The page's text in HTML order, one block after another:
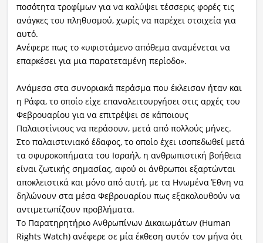
ποσότητα τροφίμων για να καλύψει τέσσερις φορές τις
ανάγκες του πληθυσμού, χωρίς να παρέχει στοιχεία για
αυτό.
Ανέφερε πως το «υφιστάμενο απόθεμα αναμένεται να
επαρκέσει για μια παρατεταμένη περίοδο».
Ανάμεσα στα συνοριακά περάσμα που έκλεισαν ήταν και
η Ράφα, το οποίο είχε επαναλειτουργήσει στις αρχές του
Φεβρουαρίου για να επιτρέψει σε κάποιους
Παλαιστίνιους να περάσουν, μετά από πολλούς μήνες.
Στο παλαιστινιακό έδαφος, το οποίο έχει ισοπεδωθεί μετά
τα σφυροκοπήματα του Ισραήλ, η ανθρωπιστική βοήθεια
είναι ζωτικής σημασίας, αφού οι άνθρωποι εξαρτώνται
αποκλειστικά και μόνο από αυτή, με τα Ηνωμένα Έθνη να
δηλώνουν στα μέσα Φεβρουαρίου πως εξακολουθούν να
αντιμετωπίζουν προβλήματα.
Το Παρατηρητήριο Ανθρωπίνων Δικαιωμάτων (Human
Rights Watch) ανέφερε σε μία έκθεση αυτόν τον μήνα ότι